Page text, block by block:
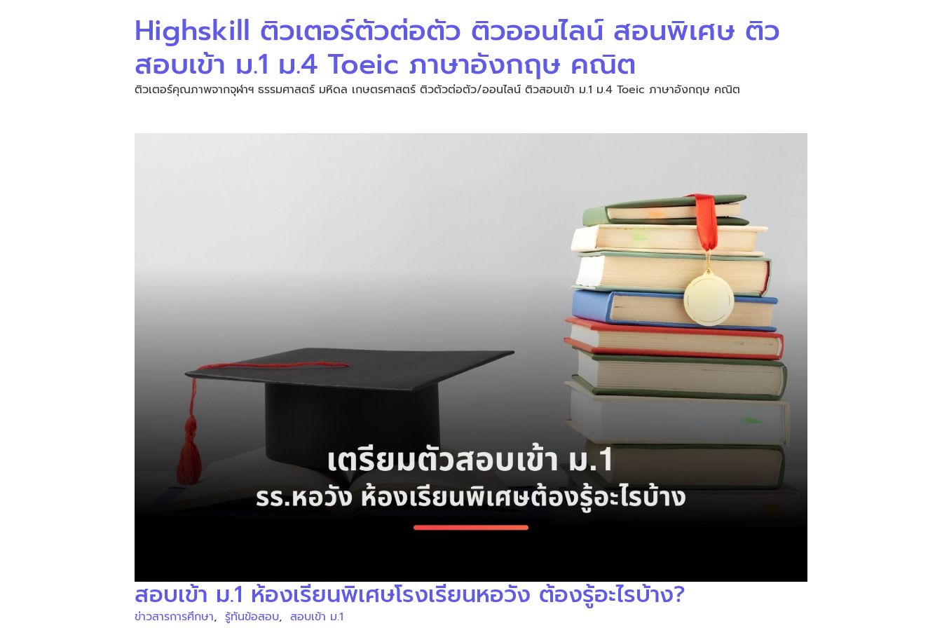
Highskill ติวเตอร์ตัวต่อตัว ติวออนไลน์ สอนพิเศษ ติว
สอบเข้า ม.1 ม.4 Toeic ภาษาอังกฤษ คณิต
ติวเตอร์คุณภาพจากจุฬาฯ ธรรมศาสตร์ มหิดล เกษตรศาสตร์ ติวตัวต่อตัว/ออนไลน์ ติวสอบเข้า ม.1 ม.4 Toeic ภาษาอังกฤษ คณิต
สอบเข้า ม.1 ห้องเรียนพิเศษโรงเรียนหอวัง ต้องรู้อะไรบ้าง?
ข่าวสารการศึกษา, รู้ทันข้อสอบ, สอบเข้า ม.1